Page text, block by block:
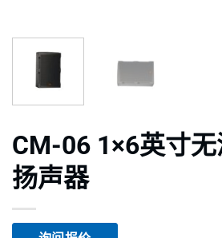
CM-06 1×6英寸
扬声器